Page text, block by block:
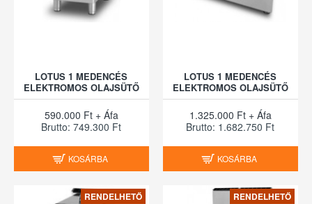
LOTUS 1 MEDENCÉS
ELEKTROMOS OLAJSÜTŐ
590.000 Ft + Áfa
Brutto: 749.300 Ft
KOSÁRBA
LOTUS 1 MEDENCÉS
ELEKTROMOS OLAJSÜTŐ
1.325.000 Ft + Áfa
Brutto: 1.682.750 Ft
KOSÁRBA
RENDELHETŐ RENDELHETŐ